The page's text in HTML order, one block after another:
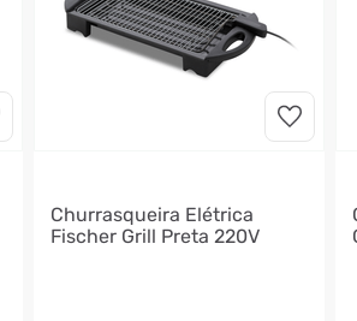
Churrasqueira Elétrica
Fischer Grill Preta 220V